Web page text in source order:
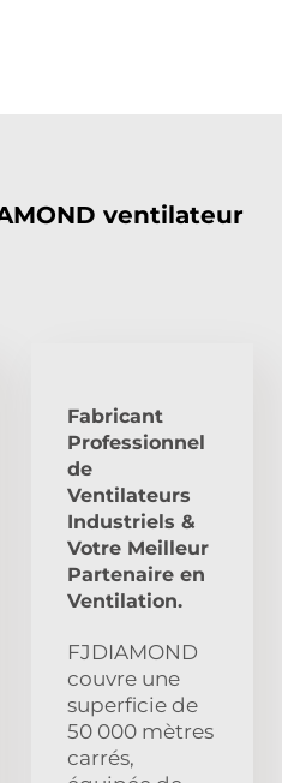
ventilateur
Fabricant
Professionnel
de
Ventilateurs
Industriels &
Votre Meilleur
Partenaire en
Ventilation.
FJDIAMOND
couvre une
superficie de
50 000 mètres
carrés,